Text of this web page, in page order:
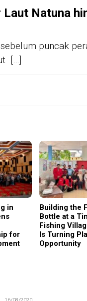
Natuna
puncak
[…]
in
for
Building the
Bottle at a
Fishing
Is Turning
Opportunity